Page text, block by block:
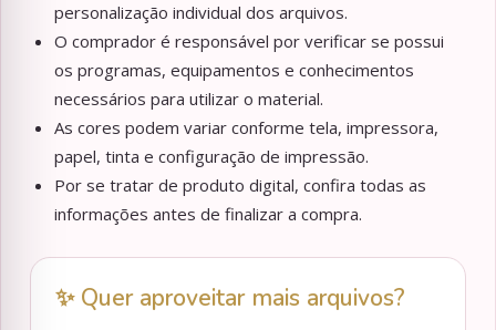
personalização individual dos arquivos.
O comprador é responsável por verificar se possui
os programas, equipamentos e conhecimentos
necessários para utilizar o material.
As cores podem variar conforme tela, impressora,
papel, tinta e configuração de impressão.
Por se tratar de produto digital, confira todas as
informações antes de finalizar a compra.
✨ Quer aproveitar mais arquivos?